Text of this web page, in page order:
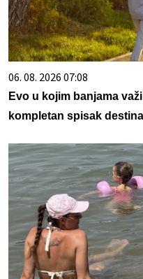
06. 08. 2026 07:08
Evo u kojim banjama
kompletan spisak